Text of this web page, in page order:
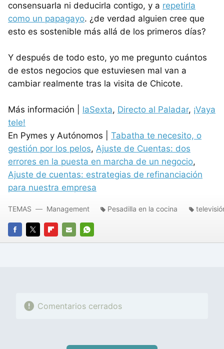
consensuarla ni deducirla contigo, y a repetirla
como un papagayo. ¿de verdad alguien cree que
esto es sostenible más allá de los primeros días?
Y después de todo esto, yo me pregunto cuántos
de estos negocios que estuviesen mal van a
cambiar realmente tras la visita de Chicote.
Más información | laSexta, Directo al Paladar, ¡Vaya
tele!
En Pymes y Autónomos | Tabatha te necesito, o
gestión por los pelos, Ajuste de Cuentas: dos
errores en la puesta en marcha de un negocio,
Ajuste de cuentas: estrategias de refinanciación
para nuestra empresa
FACEBOOK
TWITTERFLIPBOARD
E-
WHATSAPP
TEMAS Management Pesadilla en la cocina
Comentarios cerrados